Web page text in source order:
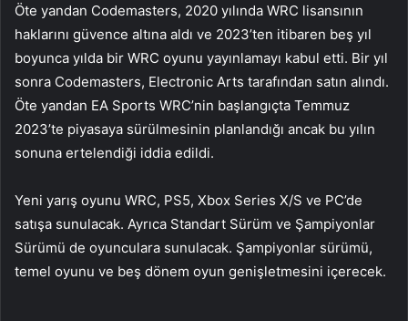
Öte yandan Codemasters, 2020 yılında WRC lisansının
haklarını güvence altına aldı ve 2023’ten itibaren beş yıl
boyunca yılda bir WRC oyunu yayınlamayı kabul etti. Bir yıl
sonra Codemasters, Electronic Arts tarafından satın alındı.
Öte yandan EA Sports WRC’nin başlangıçta Temmuz
2023’te piyasaya sürülmesinin planlandığı ancak bu yılın
sonuna ertelendiği iddia edildi.
Yeni yarış oyunu WRC, PS5, Xbox Series X/S ve PC’de
satışa sunulacak. Ayrıca Standart Sürüm ve Şampiyonlar
Sürümü de oyunculara sunulacak. Şampiyonlar sürümü,
temel oyunu ve beş dönem oyun genişletmesini içerecek.